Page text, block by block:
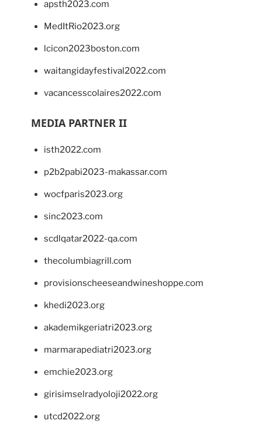
apsth2023.com
MedItRio2023.org
lcicon2023boston.com
waitangidayfestival2022.com
vacancesscolaires2022.com
MEDIA PARTNER II
isth2022.com
p2b2pabi2023-makassar.com
wocfparis2023.org
sinc2023.com
scdlqatar2022-qa.com
thecolumbiagrill.com
provisionscheeseandwineshoppe.com
khedi2023.org
akademikgeriatri2023.org
marmarapediatri2023.org
emchie2023.org
girisimselradyoloji2022.org
utcd2022.org